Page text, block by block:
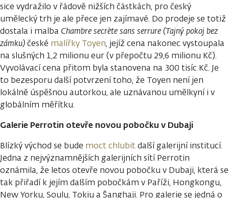
sice vydražilo v řádově nižších částkách, pro český
umělecký trh je ale přece jen zajímavé. Do prodeje se totiž
dostala i malba Chambre secrète sans serrure (Tajný pokoj bez
zámku)české malířky Toyen, jejíž cena nakonec vystoupala
na slušných 1,2 milionu eur (v přepočtu 29,6 milionu Kč).
Vyvolávací cena přitom byla stanovena na 300 tisíc Kč. Je
to bezesporu další potvrzení toho, že Toyen není jen
lokálně úspěšnou autorkou, ale uznávanou umělkyní i v
globálním měřítku.
Galerie Perrotin otevře novou pobočku v Dubaji
Blízký východ se bude moct chlubitdalší galerijní institucí.
Jedna z nejvýznamnějších galerijních sítí Perrotin
oznámila, že letos otevře novou pobočku v Dubaji, která se
tak přiřadí k jejím dalším pobočkám v Paříži, Hongkongu,
New Yorku, Soulu, Tokiu a Šanghaji. Pro galerie se jedná o